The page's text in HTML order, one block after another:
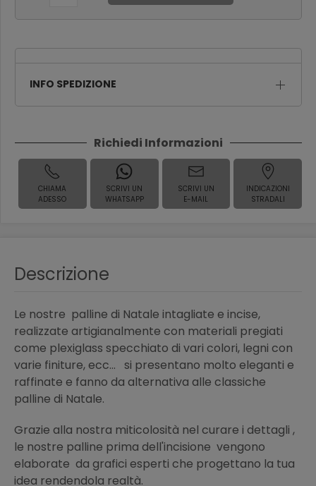
INFO SPEDIZIONE
Richiedi Informazioni
CHIAMA
ADESSO
SCRIVI UN
WHATSAPP
SCRIVI UN
E-MAIL
INDICAZIONI
STRADALI
Descrizione
Le nostre palline di Natale intagliate e incise,
realizzate artigianalmente con materiali pregiati
come plexiglass specchiato di vari colori, legni con
varie finiture, ecc... si presentano molto eleganti e
raffinate e fanno da alternativa alle classiche
palline di Natale.
Grazie alla nostra miticolosità nel curare i dettagli ,
le nostre palline prima dell'incisione vengono
elaborate da grafici esperti che progettano la tua
idea rendendola realtà.